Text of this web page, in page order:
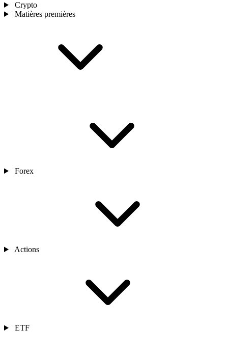
Crypto
Matières premières
Forex
Actions
ETF